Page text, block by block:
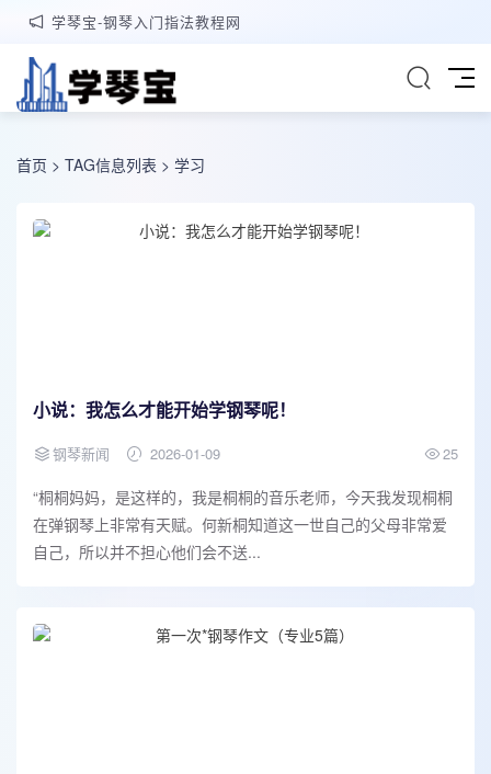
学琴宝-钢琴入门指法教程网
首页 > TAG信息列表 > 学习
小说：我怎么才能开始学钢琴呢！
钢琴新闻 2026-01-09 25
“桐桐妈妈，是这样的，我是桐桐的音乐老师，今天我发现桐桐
在弹钢琴上非常有天赋。何新桐知道这一世自己的父母非常爱
自己，所以并不担心他们会不送...